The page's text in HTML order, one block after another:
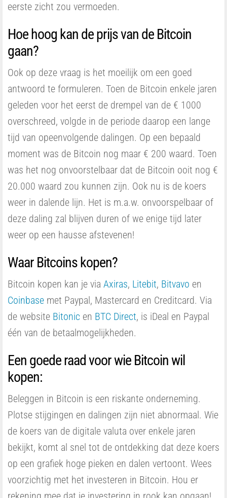
eerste zicht zou vermoeden.
Hoe hoog kan de prijs van de Bitcoin
gaan?
Ook op deze vraag is het moeilijk om een goed
antwoord te formuleren. Toen de Bitcoin enkele jaren
geleden voor het eerst de drempel van de € 1000
overschreed, volgde in de periode daarop een lange
tijd van opeenvolgende dalingen. Op een bepaald
moment was de Bitcoin nog maar € 200 waard. Toen
was het nog onvoorstelbaar dat de Bitcoin ooit nog €
20.000 waard zou kunnen zijn. Ook nu is de koers
weer in dalende lijn. Het is m.a.w. onvoorspelbaar of
deze daling zal blijven duren of we enige tijd later
weer op een hausse afstevenen!
Waar Bitcoins kopen?
Bitcoin kopen kan je via Axiras, Litebit, Bitvavo en
Coinbase met Paypal, Mastercard en Creditcard. Via
de website Bitonic en BTC Direct, is iDeal en Paypal
één van de betaalmogelijkheden.
Een goede raad voor wie Bitcoin wil
kopen:
Beleggen in Bitcoin is een riskante onderneming.
Plotse stijgingen en dalingen zijn niet abnormaal. Wie
de koers van de digitale valuta over enkele jaren
bekijkt, komt al snel tot de ontdekking dat deze koers
op een grafiek hoge pieken en dalen vertoont. Wees
voorzichtig met het investeren in Bitcoin. Hou er